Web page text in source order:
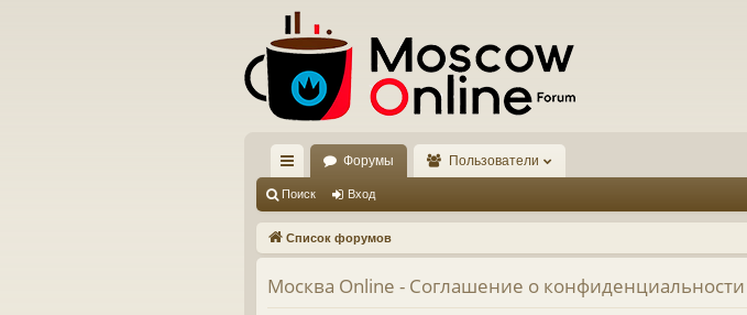
с
ы
лк
и
Форумы Пользователи
Поиск Вход
Список форумов
Москва Online - Соглашение о конфиденциальности